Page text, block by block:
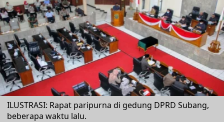
ILUSTRASI: Rapat paripurna di gedung DPRD Subang,
beberapa waktu lalu.